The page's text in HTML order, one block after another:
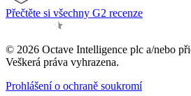
Přečtěte si všechny G2 recenze
© 2026 Octave Intelligence plc a/nebo
Veškerá práva vyhrazena.
Prohlášení o ochraně soukromí